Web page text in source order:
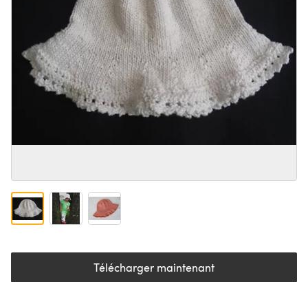
Télécharger maintenant(s'ouvre dans un nouvel